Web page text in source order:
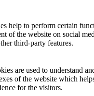
help to perform certain
of the website on social
third-party features.
are used to understand
of the website which
for the visitors.